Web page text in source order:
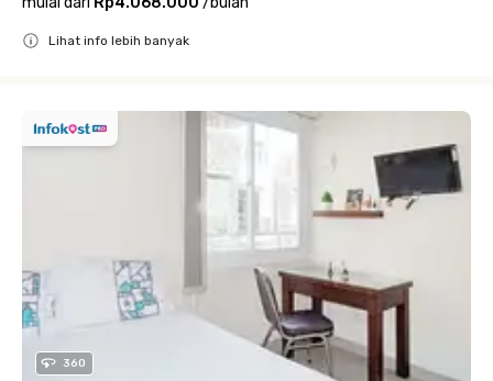
Lihat info lebih banyak
360